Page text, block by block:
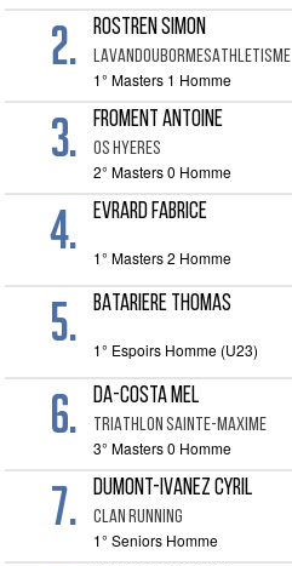
2. ROSTREN SIMON
LAVANDOUBORMESATHLETISME
1° Masters 1 Homme
3. FROMENT ANTOINE
OS HYERES
2° Masters 0 Homme
4. EVRARD FABRICE
1° Masters 2 Homme
5. BATARIERE THOMAS
1° Espoirs Homme (U23)
6. DA-COSTA MEL
TRIATHLON SAINTE-MAXIME
3° Masters 0 Homme
7. DUMONT-IVANEZ CYRIL
CLAN RUNNING
1° Seniors Homme